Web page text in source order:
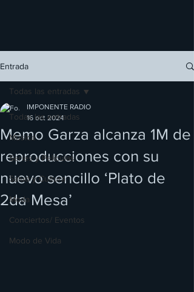
Entrada
Todas las entradas
Música
Series y Películas
Salud y Cultura
Moda
Conciertos/ Eventos
Modo de Vida
Todas las entradas
Memo Garza alcanza 1M de
reproducciones con su
nuevo sencillo ‘Plato de
2da Mesa’
IMPONENTE RADIO
16 oct 2024